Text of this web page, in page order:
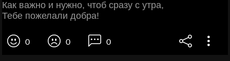
Как важно и нужно, чтоб сразу с утра,
Тебе пожелали добра!
0 0 0